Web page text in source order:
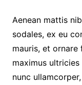
Aenean mattis
sodales, ex eu
mauris, et ornare
maximus
nunc